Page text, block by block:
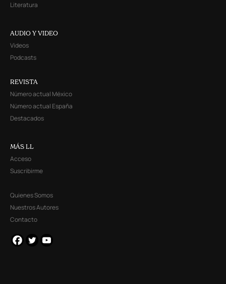
Literatura
AUDIO Y VIDEO
Videos
Podcasts
REVISTA
Número actual México
Número actual España
Destacados
MÁS LL
Acceso
Suscribirme
Quienes Somos
Nuestros Autores
Contacto